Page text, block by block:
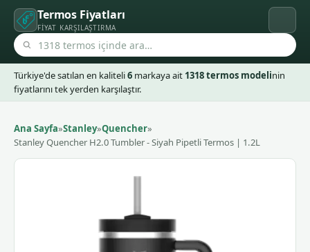
Termos Fiyatları
FIYAT KARŞILAŞTIRMA
Türkiye'de satılan en kaliteli6 markaya ait 1318 termos modelinin
fiyatlarını tek yerden karşılaştır.
Ana Sayfa»Stanley»Quencher»
Stanley Quencher H2.0 Tumbler - Siyah Pipetli Termos | 1.2L